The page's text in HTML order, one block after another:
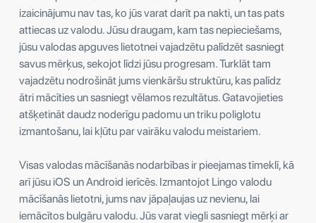
izaicinājumu nav tas, ko jūs varat darīt pa nakti, un tas pats
attiecas uz valodu. Jūsu draugam, kam tas nepieciešams,
jūsu valodas apguves lietotnei vajadzētu palīdzēt sasniegt
savus mērķus, sekojot līdzi jūsu progresam. Turklāt tam
vajadzētu nodrošināt jums vienkāršu struktūru, kas palīdz
ātri mācīties un sasniegt vēlamos rezultātus. Gatavojieties
atšķetināt daudz noderīgu padomu un triku poliglotu
izmantošanu, lai kļūtu par vairāku valodu meistariem.
Visas valodas mācīšanās nodarbības ir pieejamas tīmeklī, kā
arī jūsu iOS un Android ierīcēs. Izmantojot Lingo valodu
mācīšanās lietotni, jums nav jāpaļaujas uz nevienu, lai
iemācītos bulgāru valodu. Jūs varat viegli sasniegt mērķi ar